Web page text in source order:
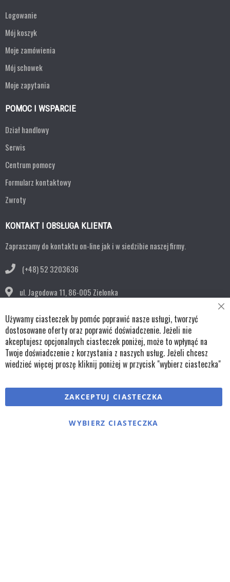
Logowanie
Mój koszyk
Moje zamówienia
Mój schowek
Moje zapytania
POMOC I WSPARCIE
Dział handlowy
Serwis
Centrum pomocy
Formularz kontaktowy
Zwroty
KONTAKT I OBSŁUGA KLIENTA
Zapraszamy do kontaktu on-line jak i w siedzibie naszej firmy.
(+48) 52 3203636
ul. Jagodowa 11, 86-005 Zielonka
bok@remko.pl
OBSERWUJ NAS
Copyright © wszystkie prawa zastrzeżone TKL Progress
RegulaminyPolityka cookiesPolityka prywatności
Używamy ciasteczek by pomóc poprawić nasze usługi, tworzyć
dostosowane oferty oraz poprawić doświadczenie. Jeżeli nie
akceptujesz opcjonalnych ciasteczek poniżej, może to wpłynąć na
Twoje doświadczenie z korzystania z naszych usług. Jeżeli chcesz
wiedzieć więcej proszę kliknij poniżej w przycisk "wybierz ciasteczka"
ZAKCEPTUJ CIASTECZKA
WYBIERZ CIASTECZKA